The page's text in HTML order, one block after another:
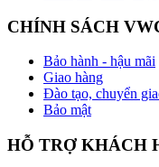
CHÍNH SÁCH
Bảo hành - hậu mãi
Giao hàng
Đào tạo, chuyển
Bảo mật
HỖ TRỢ KHÁCH